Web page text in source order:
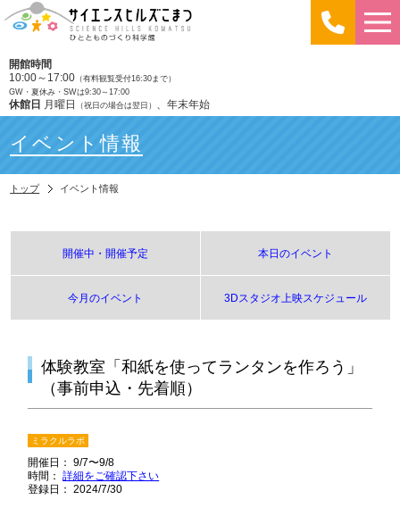
開館時間
10:00～17:00 （有料観覧受付16:30まで）
GW・夏休み・SWは9:30～17:00
休館日 月曜日 （祝日の場合は翌日） 、年末年始
イベント情報
トップ イベント情報
開催中・開催予定 本日のイベント
今月のイベント 3Dスタジオ上映スケジュール
体験教室「和紙を使ってランタンを作ろう」
（事前申込・先着順）
ミラクルラボ
開催日： 9/7〜9/8
時間：詳細をご確認下さい
登録日： 2024/7/30